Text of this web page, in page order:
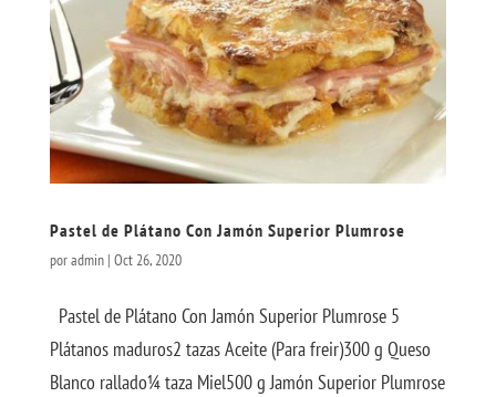
Pastel de Plátano Con Jamón Superior Plumrose
poradmin| Oct 26, 2020
Pastel de Plátano Con Jamón Superior Plumrose 5
Plátanos maduros2 tazas Aceite (Para freir)300 g Queso
Blanco rallado¼ taza Miel500 g Jamón Superior Plumrose